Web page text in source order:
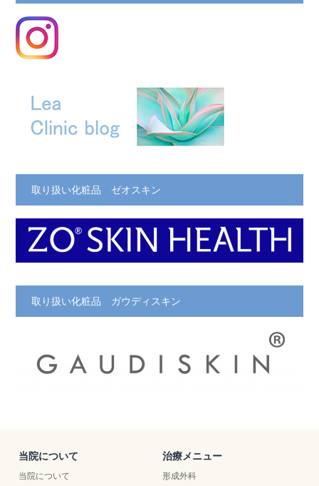
取り扱い化粧品 ゼオスキン
取り扱い化粧品 ガウディスキン
当院について
当院について
治療メニュー
形成外科